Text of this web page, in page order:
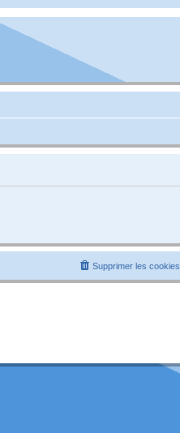
Supprimer les cookies